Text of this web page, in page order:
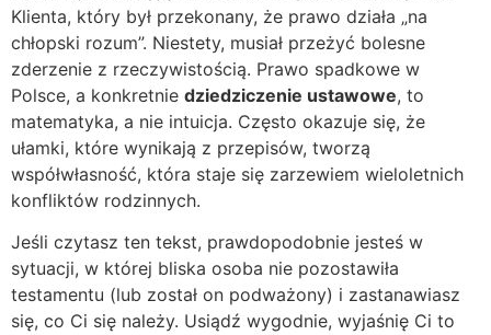
Klienta, który był przekonany, że prawo działa „na
chłopski rozum”. Niestety, musiał przeżyć bolesne
zderzenie z rzeczywistością. Prawo spadkowe w
Polsce, a konkretnie dziedziczenie ustawowe, to
matematyka, a nie intuicja. Często okazuje się, że
ułamki, które wynikają z przepisów, tworzą
współwłasność, która staje się zarzewiem wieloletnich
konfliktów rodzinnych.
Jeśli czytasz ten tekst, prawdopodobnie jesteś w
sytuacji, w której bliska osoba nie pozostawiła
testamentu (lub został on podważony) i zastanawiasz
się, co Ci się należy. Usiądź wygodnie, wyjaśnię Ci to